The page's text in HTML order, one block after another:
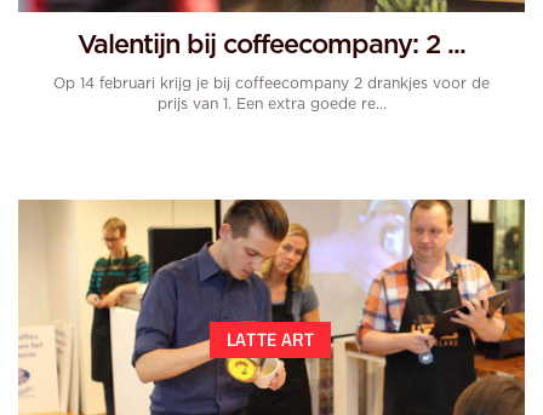
Valentijn bij coffeecompany: 2 ...
Op 14 februari krijg je bij coffeecompany 2 drankjes voor de
prijs van 1. Een extra goede re...
LATTE ART